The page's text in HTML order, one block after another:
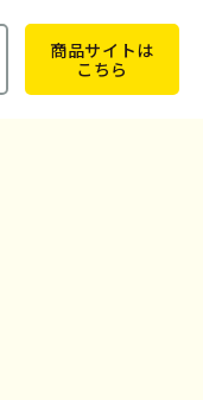
商品サイトは
こちら